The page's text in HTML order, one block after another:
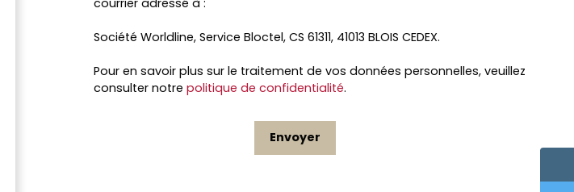
Société Worldline, Service Bloctel, CS 61311, 41013 BLOIS CEDEX.
Pour en savoir plus sur le traitement de vos données personnelles, veuillez
consulter notre politique de confidentialité.
Envoyer